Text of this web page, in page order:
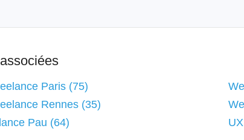
Paris (75)
Rennes (35)
Pau (64)